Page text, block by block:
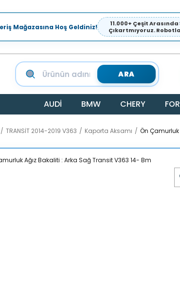
Mağazasına Hoş Geldiniz!
11.000+ Çeşit
Çıkartmıyoruz.
ARA
AUDİ BMW CHERY
TRANSİT 2014-2019 V363 Kaporta Aksamı Ön Çamurluk